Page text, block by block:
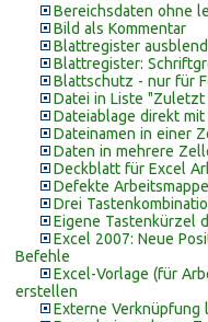
Bereichsdaten ohne
Bild als Kommentar
Blattregister
Blattregister:
Blattschutz - nur für
Datei in Liste
Dateiablage direkt
Dateinamen in einer
Daten in mehrere
Deckblatt für Excel
Defekte
Drei
Eigene Tastenkürzel
Excel 2007: Neue
Befehle
Excel-Vorlage (für
erstellen
Externe Verknüpfung